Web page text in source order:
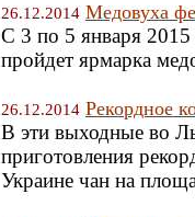
26.12.2014 Медовуха
С 3 по 5 января 2015
пройдет ярмарка
26.12.2014 Рекордное
В эти выходные во
приготовления
Украине чан на